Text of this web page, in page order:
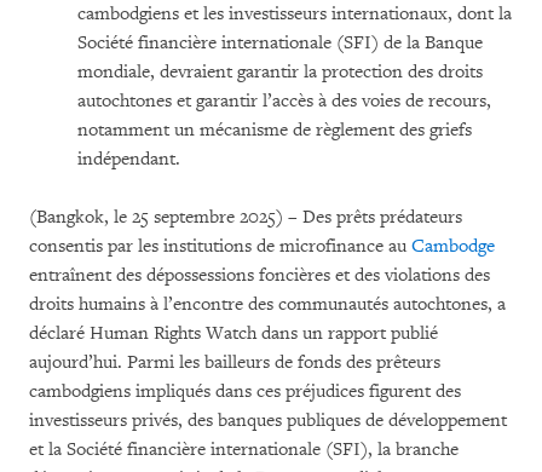
cambodgiens et les investisseurs internationaux, dont la
Société financière internationale (SFI) de la Banque
mondiale, devraient garantir la protection des droits
autochtones et garantir l’accès à des voies de recours,
notamment un mécanisme de règlement des griefs
indépendant.
(Bangkok, le 25 septembre 2025) – Des prêts prédateurs
consentis par les institutions de microfinance au Cambodge
entraînent des dépossessions foncières et des violations des
droits humains à l’encontre des communautés autochtones, a
déclaré Human Rights Watch dans un rapport publié
aujourd’hui. Parmi les bailleurs de fonds des prêteurs
cambodgiens impliqués dans ces préjudices figurent des
investisseurs privés, des banques publiques de développement
et la Société financière internationale (SFI), la branche